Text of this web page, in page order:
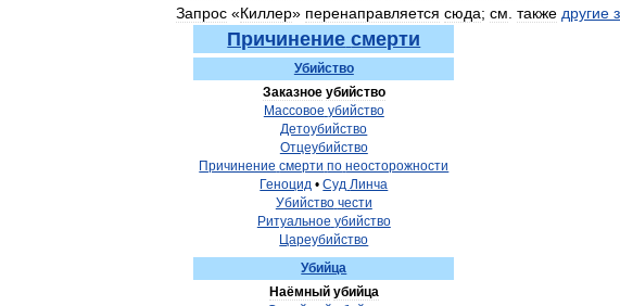
Запрос «Киллер» перенаправляется сюда; см также другие
Причинение смерти
Убийство
Заказное убийство
Массовое убийство
Детоубийство
Отцеубийство
Причинение смерти по неосторожности
Геноцид •Суд Линча
Убийство чести
Ритуальное убийство
Цареубийство
Убийца
Наёмный убийца